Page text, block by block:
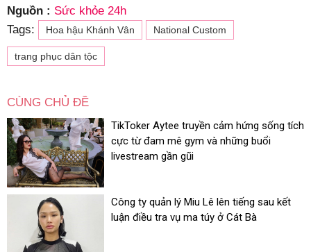
Nguồn : Sức khỏe 24h
Tags:
Hoa hậu Khánh Vân National Custom
trang phục dân tộc
CÙNG CHỦ ĐỀ
TikToker Aytee truyền cảm hứng sống tích
cực từ đam mê gym và những buổi
livestream gần gũi
Công ty quản lý Miu Lê lên tiếng sau kết
luận điều tra vụ ma túy ở Cát Bà